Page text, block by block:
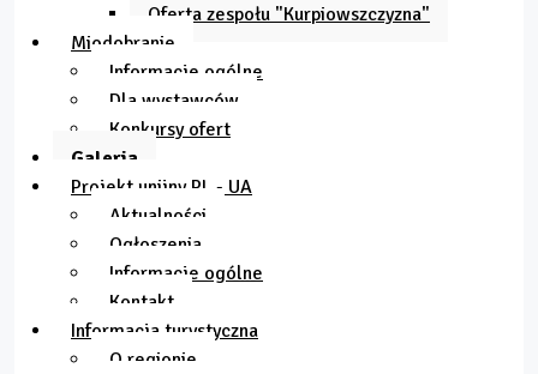
Oferta zespołu "Kurpiowszczyzna"
Miodobranie
Informacje ogólne
Dla wystawców
Konkursy ofert
Galeria
Projekt unijny PL - UA
Aktualności
Ogłoszenia
Informacje ogólne
Kontakt
Informacja turystyczna
O regionie